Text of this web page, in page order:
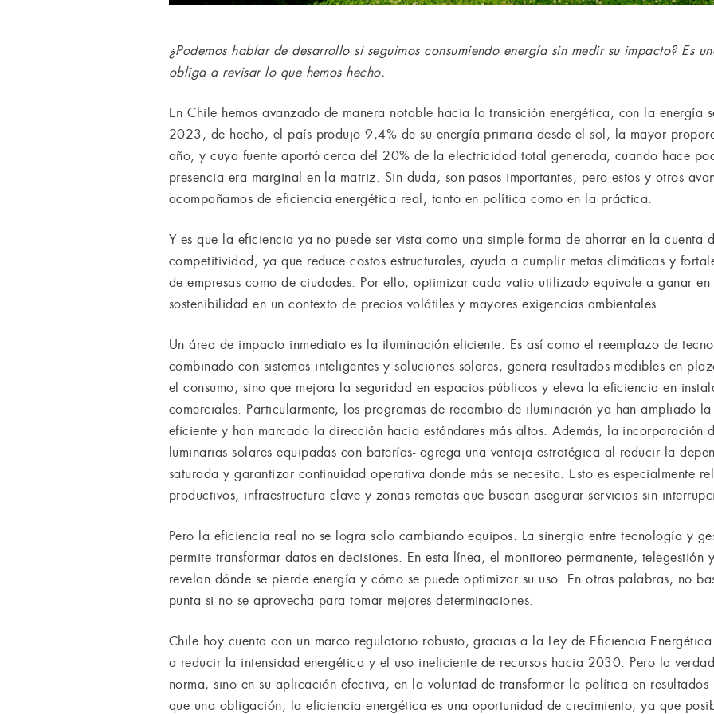
¿Podemos hablar de desarrollo si seguimos consumiendo energía sin medir su impacto? Es
obliga a revisar lo que hemos hecho.
En Chile hemos avanzado de manera notable hacia la transición energética, con la energía
2023, de hecho, el país produjo 9,4% de su energía primaria desde el sol, la mayor
año, y cuya fuente aportó cerca del 20% de la electricidad total generada, cuando hace
presencia era marginal en la matriz. Sin duda, son pasos importantes, pero estos y otros
acompañamos de eficiencia energética real, tanto en política como en la práctica.
Y es que la eficiencia ya no puede ser vista como una simple forma de ahorrar en la cuenta
competitividad, ya que reduce costos estructurales, ayuda a cumplir metas climáticas y
de empresas como de ciudades. Por ello, optimizar cada vatio utilizado equivale a ganar
sostenibilidad en un contexto de precios volátiles y mayores exigencias ambientales.
Un área de impacto inmediato es la iluminación eficiente. Es así como el reemplazo de
combinado con sistemas inteligentes y soluciones solares, genera resultados medibles en
el consumo, sino que mejora la seguridad en espacios públicos y eleva la eficiencia en
comerciales. Particularmente, los programas de recambio de iluminación ya han ampliado
eficiente y han marcado la dirección hacia estándares más altos. Además, la incorporación
luminarias solares equipadas con baterías- agrega una ventaja estratégica al reducir la
saturada y garantizar continuidad operativa donde más se necesita. Esto es especialmente
productivos, infraestructura clave y zonas remotas que buscan asegurar servicios sin
Pero la eficiencia real no se logra solo cambiando equipos. La sinergia entre tecnología y
permite transformar datos en decisiones. En esta línea, el monitoreo permanente, telegestión
revelan dónde se pierde energía y cómo se puede optimizar su uso. En otras palabras, no
punta si no se aprovecha para tomar mejores determinaciones.
Chile hoy cuenta con un marco regulatorio robusto, gracias a la Ley de Eficiencia
a reducir la intensidad energética y el uso ineficiente de recursos hacia 2030. Pero la
norma, sino en su aplicación efectiva, en la voluntad de transformar la política en resultados
que una obligación, la eficiencia energética es una oportunidad de crecimiento, ya que